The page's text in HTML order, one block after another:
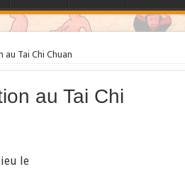
Tai Chi Chuan
au Tai Chi
le